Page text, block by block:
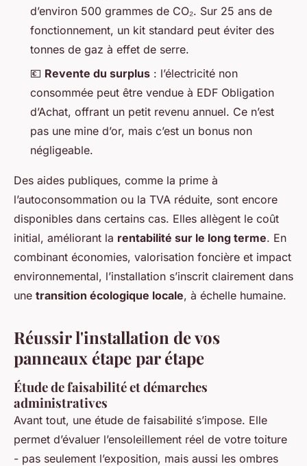
d’environ 500 grammes de CO₂. Sur 25 ans de
fonctionnement, un kit standard peut éviter des
tonnes de gaz à effet de serre.
💶 Revente du surplus : l’électricité non
consommée peut être vendue à EDF Obligation
d’Achat, offrant un petit revenu annuel. Ce n’est
pas une mine d’or, mais c’est un bonus non
négligeable.
Des aides publiques, comme la prime à
l’autoconsommation ou la TVA réduite, sont encore
disponibles dans certains cas. Elles allègent le coût
initial, améliorant la rentabilité sur le long terme. En
combinant économies, valorisation foncière et impact
environnemental, l’installation s’inscrit clairement dans
une transition écologique locale, à échelle humaine.
Réussir l'installation de vos
panneaux étape par étape
Étude de faisabilité et démarches
administratives
Avant tout, une étude de faisabilité s’impose. Elle
permet d’évaluer l’ensoleillement réel de votre toiture
- pas seulement l’exposition, mais aussi les ombres